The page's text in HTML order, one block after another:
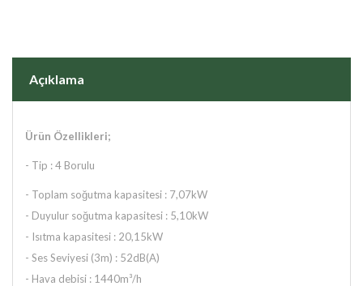
Açıklama
Ürün Özellikleri;
- Tip : 4 Borulu
- Toplam soğutma kapasitesi : 7,07kW
- Duyulur soğutma kapasitesi : 5,10kW
- Isıtma kapasitesi : 20,15kW
- Ses Seviyesi (3m) : 52dB(A)
- Hava debisi : 1440m³/h